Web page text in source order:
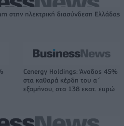
στην ηλεκτρική διασύνδεση Ελλάδας
Cenergy Holdings: Άνοδος 45%
στα καθαρά κέρδη του α΄
εξαμήνου, στα 138 εκατ. ευρώ